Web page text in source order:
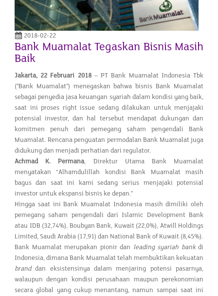
2018-02-22
Bank Muamalat Tegaskan Bisnis Masih
Baik
Jakarta, 22 Februari 2018– PT Bank Muamalat Indonesia Tbk
("Bank Muamalat") menegaskan bahwa bisnis Bank Muamalat
sebagai penyedia jasa keuangan syariah dalam kondisi yang baik,
saat ini proses right issue sedang dilakukan untuk menjajaki
potensial investor, dan hal tersebut mendapat dukungan dan
komitmen penuh dari pemegang saham pengendali Bank
Muamalat. Rencana penguatan permodalan Bank Muamalat juga
didukung dan menjadi perhatian dari regulator.
Achmad K. Permana, Direktur Utama Bank Muamalat
menyatakan “Alhamdulillah kondisi Bank Muamalat masih
bagus dan saat ini kami sedang serius menjajaki potensial
investor untuk ekspansi bisnis ke depan.”
Hingga saat ini Bank Muamalat Indonesia masih dimiliki oleh
pemegang saham pengendali dari Islamic Development Bank
atau IDB (32,74%), Boubyan Bank, Kuwait (22,0%), Atwill Holdings
Limited, Saudi Arabia (17,91) dan National Bank of Kuwait (8,45%).
Bank Muamalat merupakan pionir dan leading syariah bankdi
Indonesia, dimana Bank Muamalat telah membuktikan kekuatan
branddan eksistensinya dalam menjaring potensi pasarnya,
walaupun dengan kondisi perusahaan maupun perekonomian
secara global yang cukup menantang, namun sampai saat ini